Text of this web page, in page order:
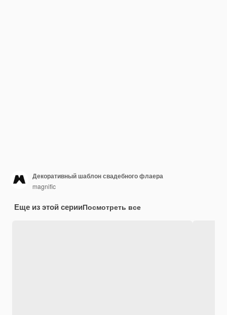
Декоративный шаблон свадебного флаера
magnific
Еще из этой серииПосмотреть все